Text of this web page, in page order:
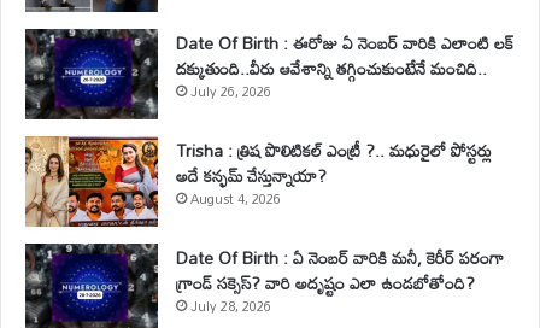
Date Of Birth : ఈరోజు ఏ నెంబర్ వారికి ఎలాంటి లక్
దక్కుతుంది..వీరు ఆవేశాన్ని తగ్గించుకుంటేనే మంచిది..
July 26, 2026
Trisha : త్రిష పొలిటికల్ ఎంట్రీ ?.. మధురైలో పోస్టర్లు
అదే కన్ఫమ్ చేస్తున్నాయా?
August 4, 2026
Date Of Birth : ఏ నెంబర్ వారికి మనీ, కెరీర్ పరంగా
గ్రాండ్ సక్సెస్? వారి అదృష్టం ఎలా ఉండబోతోంది?
July 28, 2026